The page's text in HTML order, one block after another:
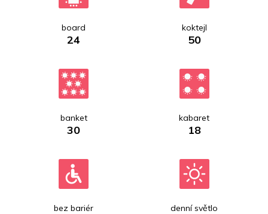
board
24
koktejl
50
banket
30
kabaret
18
bez bariér denní světlo